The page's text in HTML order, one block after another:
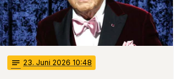
notes 23. Juni 2026 10:48